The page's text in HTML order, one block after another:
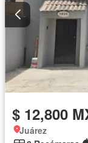
$ 12,800
Juárez